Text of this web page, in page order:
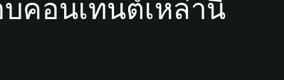
คอนเทนต์เหล่านี้